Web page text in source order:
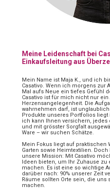
Meine Leidenschaft bei
Einkaufsleitung aus
Mein Name ist Maja K., und ich
Casativo. Wenn ich morgens
Mal aufs Neue ein tiefes Gefühl
Casativo ist für mich nicht nur
Herzensangelegenheit. Die
wahrnehmen darf, ist
Produkte unseres Portfolios liegt
ich kann Ihnen versichern, jedes
und mit grösster Sorgfalt
Ware – wir suchen Schätze.
Mein Fokus liegt auf praktischen
Garten sowie Heimtextilien.
unsere Mission: Mit Casativo
Ideen bieten, um Ihr Zuhause zu
machen. Es ist eine so wichtige
darüber nach: 90% unserer Zeit
Räume sollten Orte sein, die
machen.